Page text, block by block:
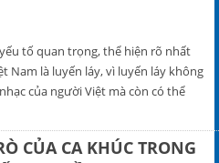
tố quan trọng, thể hiện rõ nhất
Nam là luyến láy, vì luyến láy không
của người Việt mà còn có thể
CỦA CA KHÚC TRONG